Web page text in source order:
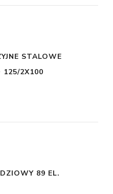
STALOWE
125/2X100
89 EL.